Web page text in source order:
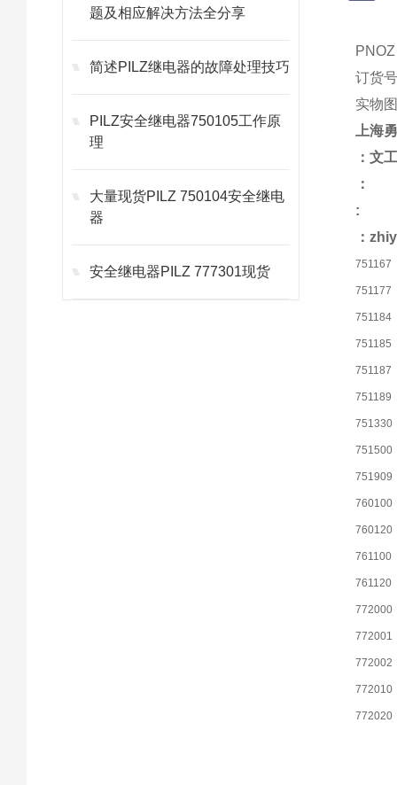
题及相应解决方法全分享
简述PILZ继电器的故障处理技巧
PILZ安全继电器750105工作原
理
大量现货PILZ 750104安全继电
器
安全继电器PILZ 777301现货
订货
实物
上海
：文
：
:
：
751167
751177
751184
751185
751187
751189
751330
751500
751909
760100
760120
761100
761120
772000
772001
772002
772010
772020